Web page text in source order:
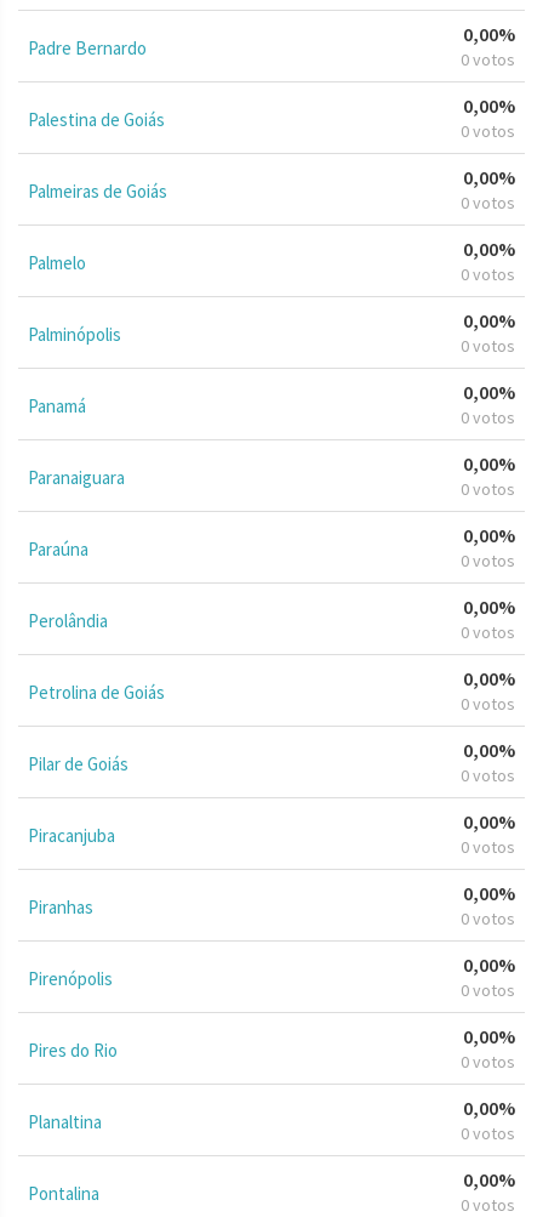
Padre Bernardo
0,00%
0 votos
Palestina de Goiás
0,00%
0 votos
Palmeiras de Goiás
0,00%
0 votos
Palmelo
0,00%
0 votos
Palminópolis
0,00%
0 votos
Panamá
0,00%
0 votos
Paranaiguara
0,00%
0 votos
Paraúna
0,00%
0 votos
Perolândia
0,00%
0 votos
Petrolina de Goiás
0,00%
0 votos
Pilar de Goiás
0,00%
0 votos
Piracanjuba
0,00%
0 votos
Piranhas
0,00%
0 votos
Pirenópolis
0,00%
0 votos
Pires do Rio
0,00%
0 votos
Planaltina
0,00%
0 votos
Pontalina
0,00%
0 votos